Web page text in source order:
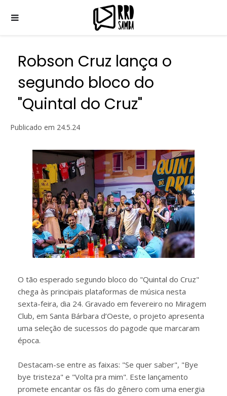
Robson Cruz lança o
segundo bloco do
"Quintal do Cruz"
Publicado em 24.5.24
O tão esperado segundo bloco do "Quintal do Cruz"
chega às principais plataformas de música nesta
sexta-feira, dia 24. Gravado em fevereiro no Miragem
Club, em Santa Bárbara d’Oeste, o projeto apresenta
uma seleção de sucessos do pagode que marcaram
época.
Destacam-se entre as faixas: "Se quer saber", "Bye
bye tristeza" e "Volta pra mim". Este lançamento
promete encantar os fãs do gênero com uma energia